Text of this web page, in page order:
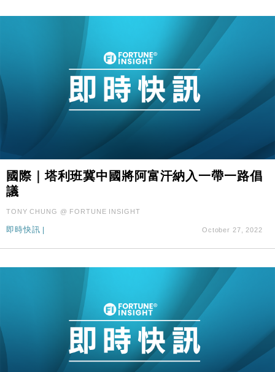
國際｜塔利班冀中國將阿富汗納入一帶一路倡
議
TONY CHUNG @ FORTUNE INSIGHT
即時快訊 | October 27, 2022